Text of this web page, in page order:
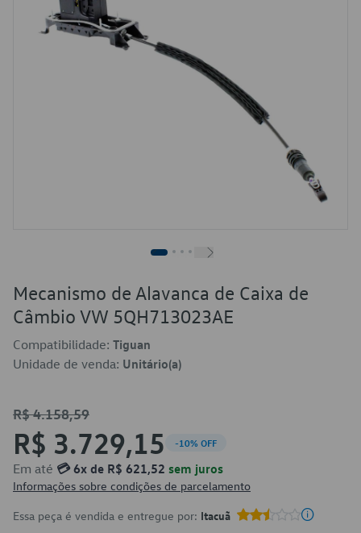
Mecanismo de Alavanca de Caixa de
Câmbio VW 5QH713023AE
Compatibilidade: Tiguan
Unidade de venda: Unitário(a)
R$ 4.158,59
R$ 3.729,15 -10% OFF
Em até 💳 6x de R$ 621,52 sem juros
Informações sobre condições de parcelamento
Essa peça é vendida e entregue por: Itacuã